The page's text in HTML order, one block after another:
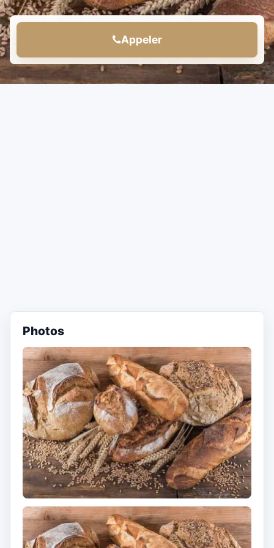
Appeler
Photos